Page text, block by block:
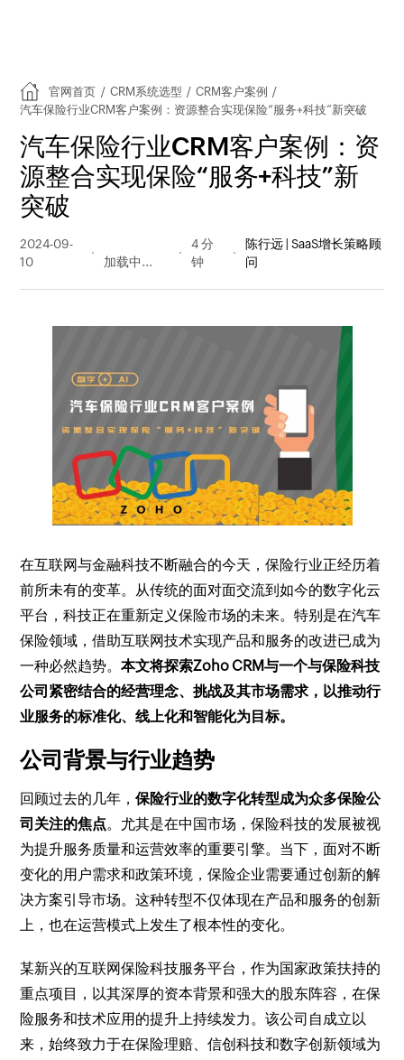
官网首页 / CRM系统选型 / CRM客户案例 /
汽车保险行业CRM客户案例：资源整合实现保险“服务+科技”新突破
汽车保险行业CRM客户案例：资
源整合实现保险“服务+科技”新
突破
2024-09-
10
量
4 分
钟
陈行远 | SaaS增长策略顾
问
在互联网与金融科技不断融合的今天，保险行业正经历着
前所未有的变革。从传统的面对面交流到如今的数字化云
平台，科技正在重新定义保险市场的未来。特别是在汽车
保险领域，借助互联网技术实现产品和服务的改进已成为
一种必然趋势。本文将探索Zoho CRM与一个与保险科技
公司紧密结合的经营理念、挑战及其市场需求，以推动行
业服务的标准化、线上化和智能化为目标。
公司背景与行业趋势
回顾过去的几年，保险行业的数字化转型成为众多保险公
司关注的焦点。尤其是在中国市场，保险科技的发展被视
为提升服务质量和运营效率的重要引擎。当下，面对不断
变化的用户需求和政策环境，保险企业需要通过创新的解
决方案引导市场。这种转型不仅体现在产品和服务的创新
上，也在运营模式上发生了根本性的变化。
某新兴的互联网保险科技服务平台，作为国家政策扶持的
重点项目，以其深厚的资本背景和强大的股东阵容，在保
险服务和技术应用的提升上持续发力。该公司自成立以
来，始终致力于在保险理赔、信创科技和数字创新领域为